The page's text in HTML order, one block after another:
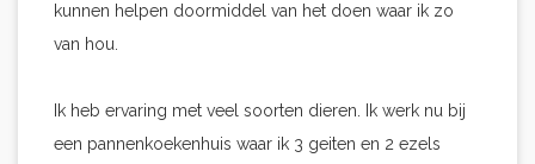
kunnen helpen doormiddel van het doen waar ik zo
van hou.
Ik heb ervaring met veel soorten dieren. Ik werk nu bij
een pannenkoekenhuis waar ik 3 geiten en 2 ezels